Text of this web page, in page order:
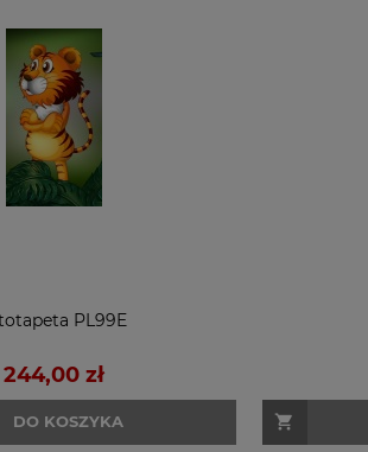
PL99E
244,00 zł
DO KOSZYKA